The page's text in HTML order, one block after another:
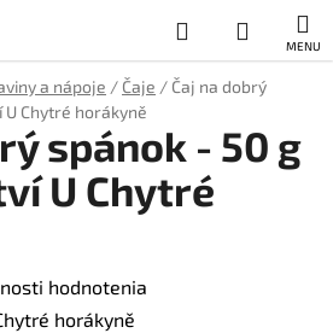
Hľadať
KOŠÍK
a nápoje / Čaje / Čaj na dobrý
Chytré horákyně
spánok - 50 g
U Chytré
hodnotenia
horákyně